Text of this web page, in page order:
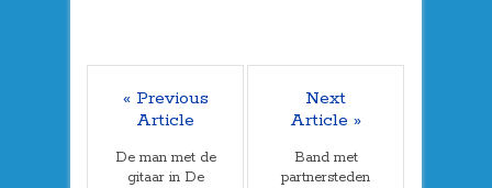
« Previous
Article
De man met de
gitaar in De
Next
Article »
Band met
partnersteden